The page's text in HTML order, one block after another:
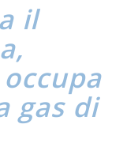
il
gas di